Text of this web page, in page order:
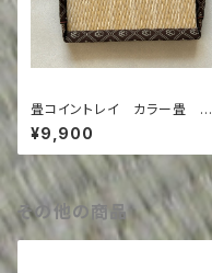
畳コイントレイ カラー畳 乳
白色×足跡ﾌﾞﾗｳﾝ
¥9,900
その他の商品